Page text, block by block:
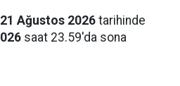
21 Ağustos 2026 tarihinde
saat 23.59'da sona